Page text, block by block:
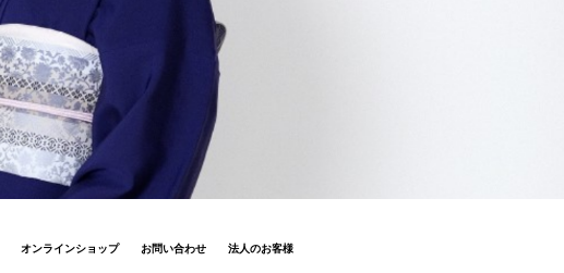
オンラインショップ お問い合わせ 法人のお客様